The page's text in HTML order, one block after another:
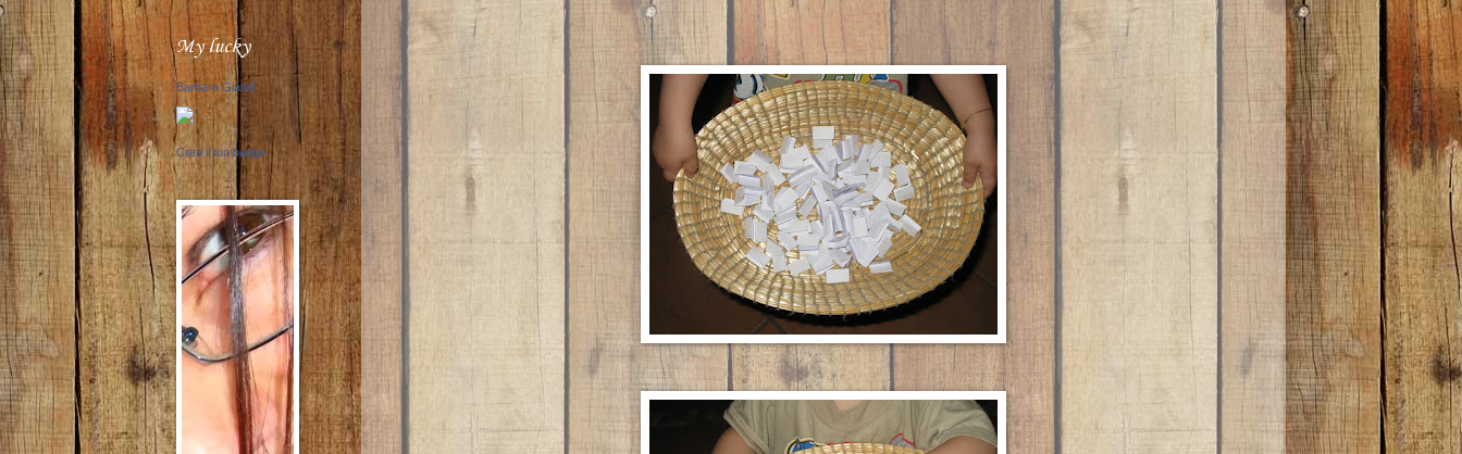
My lucky
Barbara Giannì
Crea il tuo badge